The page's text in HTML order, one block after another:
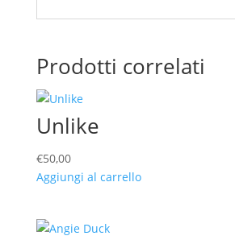
Prodotti correlati
Unlike
€50,00
Aggiungi al carrello